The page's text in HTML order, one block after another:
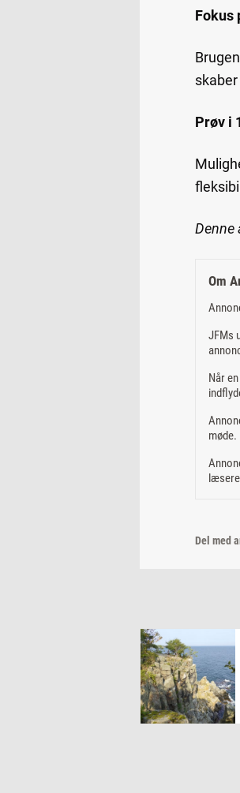
Fokus
Prøv i
Denne
Om
JFMs
Når
møde.
Del med